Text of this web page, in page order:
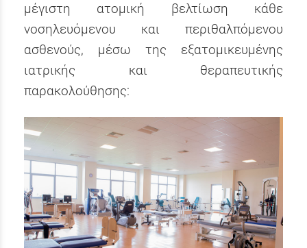
μέγιστη ατομική βελτίωση κάθε
νοσηλευόμενου και περιθαλπόμενου
ασθενούς, μέσω της εξατομικευμένης
ιατρικής και θεραπευτικής
παρακολούθησης: